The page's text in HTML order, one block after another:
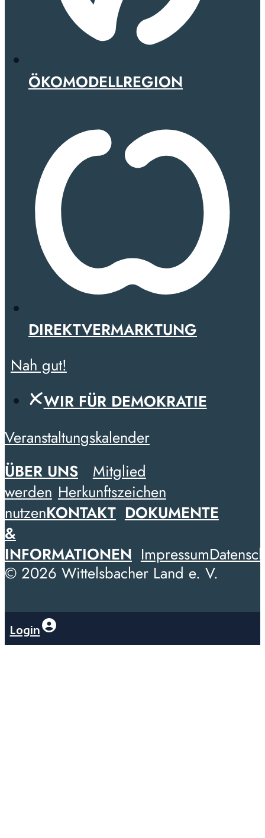
ÖKOMODELLREGION
DIREKTVERMARKTUNG
Nah gut!
WIR FÜR DEMOKRATIE
Veranstaltungskalender
ÜBER UNS
Mitglied
werden Herkunftszeichen
nutzenKONTAKT DOKUMENTE
&
INFORMATIONEN Impressum
© 2026 Wittelsbacher Land e. V.
Login